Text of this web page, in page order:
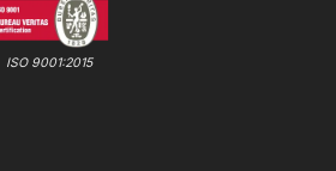
ISO 9001:2015